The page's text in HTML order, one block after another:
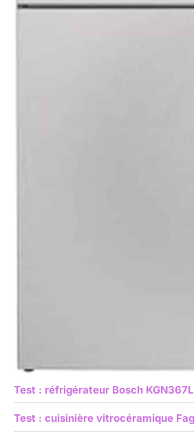
Test : réfrigérateur Bosch
Test : cuisinière vitrocéramique